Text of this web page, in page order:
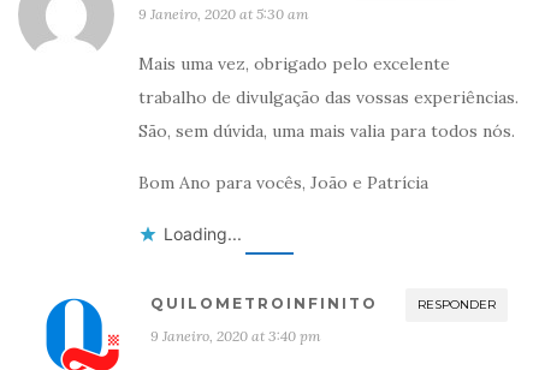
9 Janeiro, 2020 at 5:30 am
Mais uma vez, obrigado pelo excelente
trabalho de divulgação das vossas experiências.
São, sem dúvida, uma mais valia para todos nós.
Bom Ano para vocês, João e Patrícia
Loading...
QUILOMETROINFINITO RESPONDER
9 Janeiro, 2020 at 3:40 pm